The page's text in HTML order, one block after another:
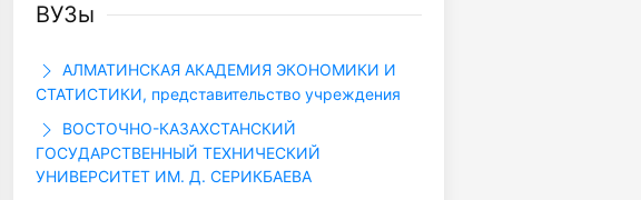
ВУЗы
АЛМАТИНСКАЯ АКАДЕМИЯ ЭКОНОМИКИ И
СТАТИСТИКИ, представительство учреждения
ВОСТОЧНО-КАЗАХСТАНСКИЙ
ГОСУДАРСТВЕННЫЙ ТЕХНИЧЕСКИЙ
УНИВЕРСИТЕТ ИМ. Д. СЕРИКБАЕВА